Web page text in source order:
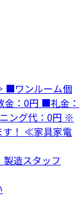
■ワンルーム個
：0円 ■礼金：
ング代：0円 ※
す！ ≪家具家電
造スタッフ